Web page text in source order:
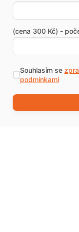
(cena 300 Kč) -
Souhlasím se
podmínkami